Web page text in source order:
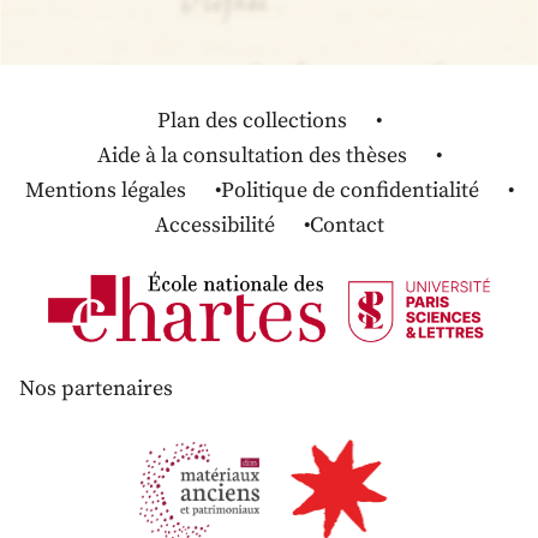
Plan des collections
Aide à la consultation des thèses
Mentions légales
Politique de confidentialité
Accessibilité
Contact
Nos partenaires